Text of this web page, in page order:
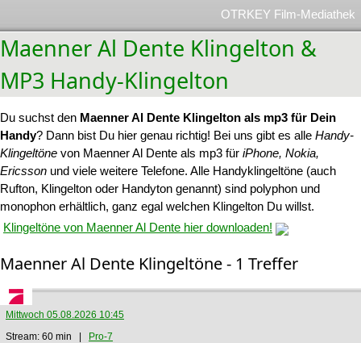
OTRKEY Film-Mediathek
Maenner Al Dente Klingelton &
MP3 Handy-Klingelton
Du suchst den Maenner Al Dente Klingelton als mp3 für Dein
Handy? Dann bist Du hier genau richtig! Bei uns gibt es alle Handy-
Klingeltöne von Maenner Al Dente als mp3 für iPhone, Nokia,
Ericsson und viele weitere Telefone. Alle Handyklingeltöne (auch
Rufton, Klingelton oder Handyton genannt) sind polyphon und
monophon erhältlich, ganz egal welchen Klingelton Du willst.
Klingeltöne von Maenner Al Dente hier downloaden!
Maenner Al Dente Klingeltöne - 1 Treffer
Mittwoch 05.08.2026 10:45
Stream: 60 min |
Pro-7